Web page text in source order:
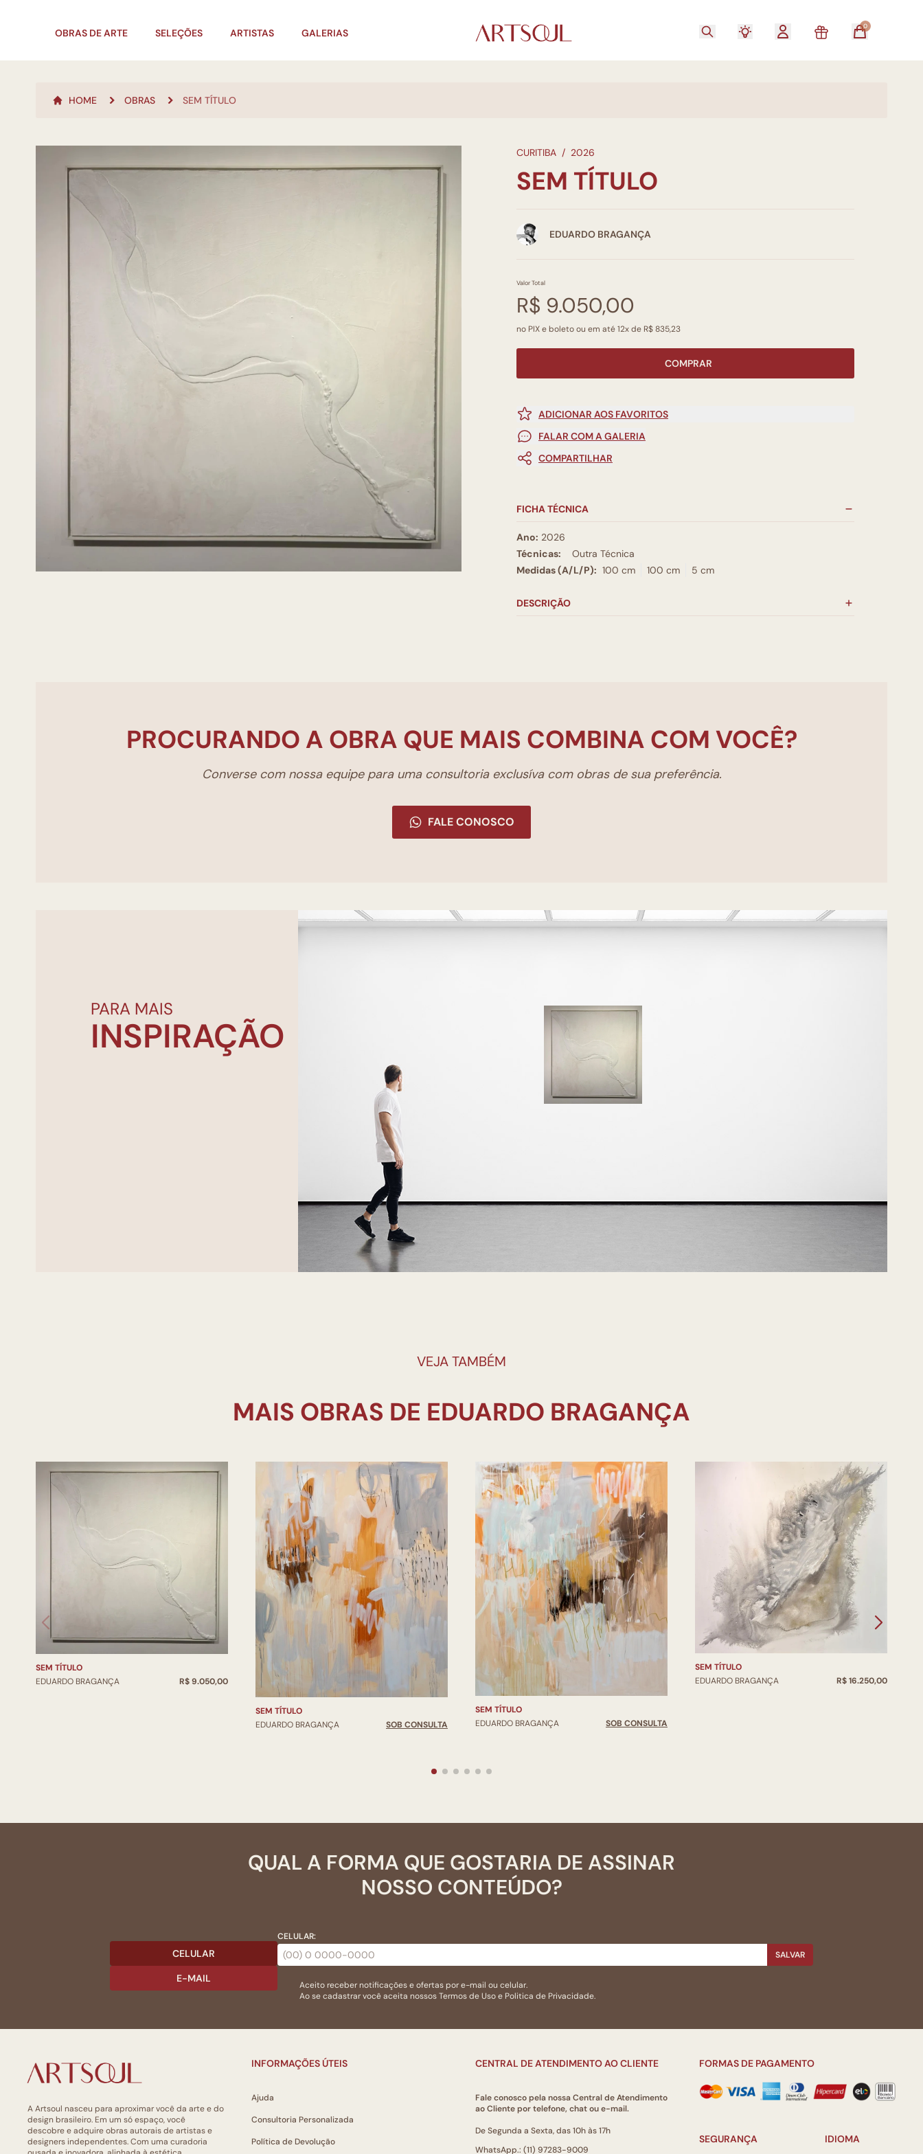
OBRAS DE ARTE SELEÇÕES ARTISTAS GALERIAS
0
HOME OBRAS SEM TÍTULO
CURITIBA / 2026
SEM TÍTULO
EDUARDO BRAGANÇA
Valor Total
R$ 9.050,00
no PIX e boleto ou em até 12x de R$ 835,23
COMPRAR
ADICIONAR AOS FAVORITOS
FALAR COM A GALERIA
COMPARTILHAR
FICHA TÉCNICA
Ano: 2026
Técnicas:
Outra Técnica
Medidas (A/L/P): 100 cm 100 cm 5 cm
DESCRIÇÃO
PROCURANDO A OBRA QUE MAIS COMBINA COM VOCÊ?
Converse com nossa equipe para uma consultoria exclusíva com obras de sua preferência.
FALE CONOSCO
PARA MAIS
INSPIRAÇÃO
VEJA TAMBÉM
SEM TÍTULO
EDUARDO BRAGANÇA
R$ 9.050,00
SEM TÍTULO
EDUARDO BRAGANÇA
SOB CONSULTA
SEM TÍTULO
EDUARDO BRAGANÇA
SOB CONSULTA
SEM TÍTULO
EDUARDO BRAGANÇA
R$ 16.250,00
QUAL A FORMA QUE GOSTARIA DE ASSINAR
NOSSO CONTEÚDO?
CELULAR
E-MAIL
CELULAR:
SALVAR
Aceito receber notificações e ofertas por e-mail ou celular.
Ao se cadastrar você aceita nossosTermos de Usoe Politica de Privacidade.
A Artsoul nasceu para aproximar você da arte e do
design brasileiro. Em um só espaço, você
descobre e adquire obras autorais de artistas e
designers independentes. Com uma curadoria
INFORMAÇÕES ÚTEIS
Ajuda
Consultoria Personalizada
Política de Devolução
CENTRAL DE ATENDIMENTO AO CLIENTE
Fale conosco pela nossa Central de Atendimento
ao Cliente por telefone, chat ou e-mail.
De Segunda a Sexta, das 10h às 17h
WhatsApp.: (11) 97283-9009
FORMAS DE PAGAMENTO
SEGURANÇA IDIOMA